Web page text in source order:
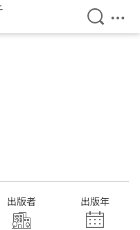
検索を
メ
出版者 出版年